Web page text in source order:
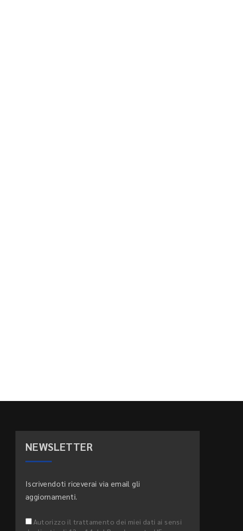
NEWSLETTER
Iscrivendoti riceverai via email gli
aggiornamenti.
Autorizzo il trattamento dei miei dati ai sensi